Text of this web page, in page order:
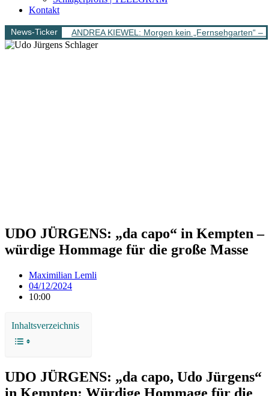
Kontakt
News-Ticker ANDREA KIEWEL: Morgen kein „Fernsehgarten“
UDO JÜRGENS: „da capo“ in Kempten –
würdige Hommage für die große Masse
Maximilian Lemli
04/12/2024
10:00
Inhaltsverzeichnis
UDO JÜRGENS: „da capo, Udo Jürgens“
in Kempten: Würdige Hommage für die